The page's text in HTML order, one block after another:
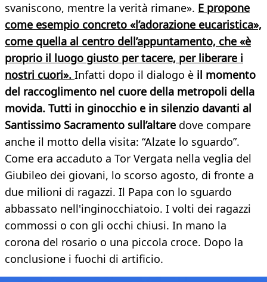
svaniscono, mentre la verità rimane». E propone
come esempio concreto «l’adorazione eucaristica»,
come quella al centro dell’appuntamento, che «è
proprio il luogo giusto per tacere, per liberare i
nostri cuori». Infatti dopo il dialogo è il momento
del raccoglimento nel cuore della metropoli della
movida. Tutti in ginocchio e in silenzio davanti al
Santissimo Sacramento sull’altare dove compare
anche il motto della visita: “Alzate lo sguardo”.
Come era accaduto a Tor Vergata nella veglia del
Giubileo dei giovani, lo scorso agosto, di fronte a
due milioni di ragazzi. Il Papa con lo sguardo
abbassato nell'inginocchiatoio. I volti dei ragazzi
commossi o con gli occhi chiusi. In mano la
corona del rosario o una piccola croce. Dopo la
conclusione i fuochi di artificio.